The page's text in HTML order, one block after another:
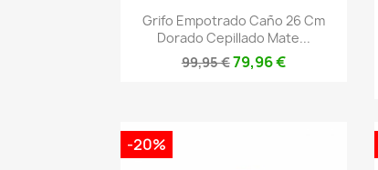
Vista rápida
Grifo Empotrado Caño 26 Cm
Dorado Cepillado Mate...
99,95 €79,96 €
-20%